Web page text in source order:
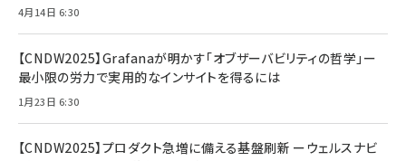
4月14日 6:30
【CNDW2025】Grafanaが明かす「オブザーバビリティの哲学」ー
最小限の労力で実用的なインサイトを得るには
1月23日 6:30
【CNDW2025】プロダクト急増に備える基盤刷新 ーウェルスナビ